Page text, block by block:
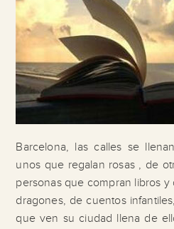
Barcelona, las calles se
unos que regalan rosas , de
personas que compran libros
dragones, de cuentos
que ven su ciudad llena de